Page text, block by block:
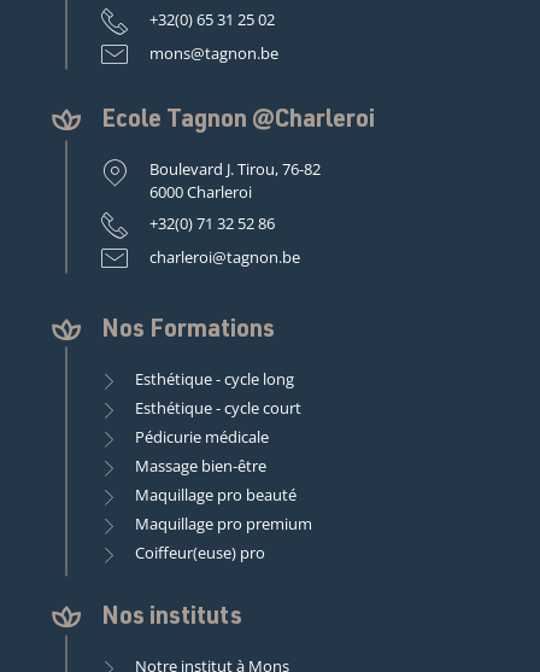
+32(0) 65 31 25 02
mons@tagnon.be
Ecole Tagnon @Charleroi
Boulevard J. Tirou, 76-82
6000 Charleroi
+32(0) 71 32 52 86
charleroi@tagnon.be
Nos Formations
Esthétique - cycle long
Esthétique - cycle court
Pédicurie médicale
Massage bien-être
Maquillage pro beauté
Maquillage pro premium
Coiffeur(euse) pro
Nos instituts
Notre institut à Mons